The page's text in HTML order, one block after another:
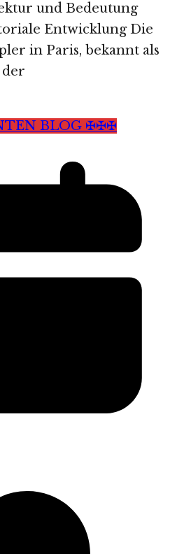
und Bedeutung
Entwicklung Die
in Paris, bekannt als
der
BLOG ✠✠✠